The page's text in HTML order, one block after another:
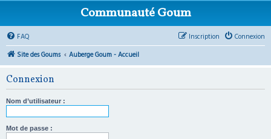
Communauté Goum
FAQ Connexion
Inscription
Site des Goums
Auberge Goum - Accueil
Connexion
Nom d’utilisateur :
Mot de passe :